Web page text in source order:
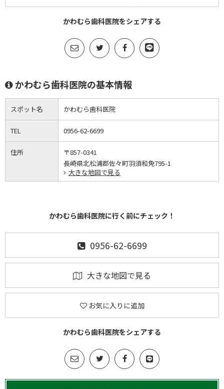
かわむら歯科医院をシェアする
かわむら歯科医院の基本情報
スポット名 かわむら歯科医院
TEL 0956-62-6699
住所
〒857-0341
長崎県北松浦郡佐々町羽須和免795-1
大きな地図で見る
かわむら歯科医院に行く前にチェック！
0956-62-6699
大きな地図で見る
お気に入りに追加
かわむら歯科医院をシェアする